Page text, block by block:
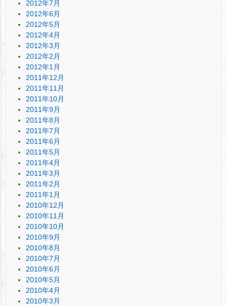
2012年7月
2012年6月
2012年5月
2012年4月
2012年3月
2012年2月
2012年1月
2011年12月
2011年11月
2011年10月
2011年9月
2011年8月
2011年7月
2011年6月
2011年5月
2011年4月
2011年3月
2011年2月
2011年1月
2010年12月
2010年11月
2010年10月
2010年9月
2010年8月
2010年7月
2010年6月
2010年5月
2010年4月
2010年3月